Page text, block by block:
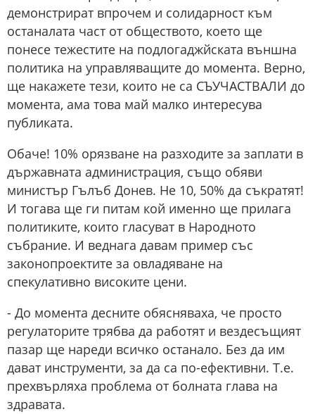
демонстрират впрочем и солидарност към
останалата част от обществото, което ще
понесе тежестите на подлогаджйската външна
политика на управляващите до момента. Верно,
ще накажете тези, които не са СЪУЧАСТВАЛИ до
момента, ама това май малко интересува
публиката.
Обаче! 10% орязване на разходите за заплати в
държавната администрация, също обяви
министър Гълъб Донев. Не 10, 50% да съкратят!
И тогава ще ги питам кой именно ще прилага
политиките, които гласуват в Народното
събрание. И веднага давам пример със
законопроектите за овладяване на
спекулативно високите цени.
- До момента десните обясняваха, че просто
регулаторите трябва да работят и вездесъщият
пазар ще нареди всичко останало. Без да им
дават инструменти, за да са по-ефективни. Т.е.
прехвърляха проблема от болната глава на
здравата.